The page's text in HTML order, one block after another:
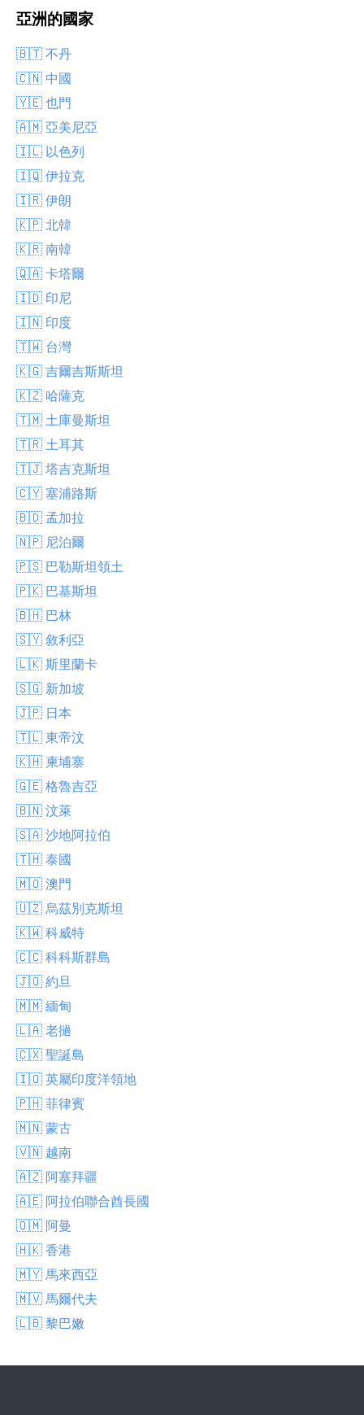
亞洲的國家
🇧🇹 不丹
🇨🇳 中國
🇾🇪 也門
🇦🇲 亞美尼亞
🇮🇱 以色列
🇮🇶 伊拉克
🇮🇷 伊朗
🇰🇵 北韓
🇰🇷 南韓
🇶🇦 卡塔爾
🇮🇩 印尼
🇮🇳 印度
🇹🇼 台灣
🇰🇬 吉爾吉斯斯坦
🇰🇿 哈薩克
🇹🇲 土庫曼斯坦
🇹🇷 土耳其
🇹🇯 塔吉克斯坦
🇨🇾 塞浦路斯
🇧🇩 孟加拉
🇳🇵 尼泊爾
🇵🇸 巴勒斯坦領土
🇵🇰 巴基斯坦
🇧🇭 巴林
🇸🇾 敘利亞
🇱🇰 斯里蘭卡
🇸🇬 新加坡
🇯🇵 日本
🇹🇱 東帝汶
🇰🇭 柬埔寨
🇬🇪 格魯吉亞
🇧🇳 汶萊
🇸🇦 沙地阿拉伯
🇹🇭 泰國
🇲🇴 澳門
🇺🇿 烏茲別克斯坦
🇰🇼 科威特
🇨🇨 科科斯群島
🇯🇴 約旦
🇲🇲 緬甸
🇱🇦 老撾
🇨🇽 聖誕島
🇮🇴 英屬印度洋領地
🇵🇭 菲律賓
🇲🇳 蒙古
🇻🇳 越南
🇦🇿 阿塞拜疆
🇦🇪 阿拉伯聯合酋長國
🇴🇲 阿曼
🇭🇰 香港
🇲🇾 馬來西亞
🇲🇻 馬爾代夫
🇱🇧 黎巴嫩